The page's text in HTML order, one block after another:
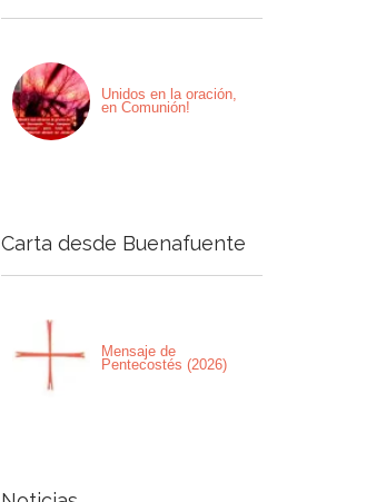
Unidos en la oración,
en Comunión!
Carta desde Buenafuente
Mensaje de
Pentecostés (2026)